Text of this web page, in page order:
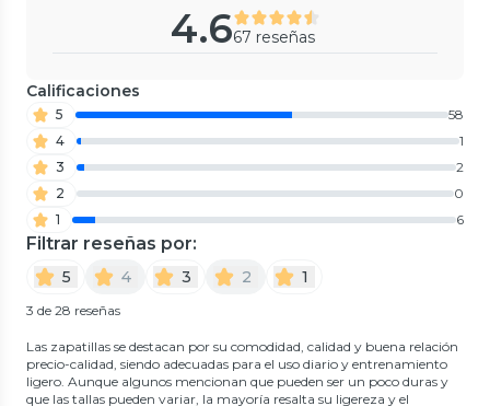
4.667 reseñas
Calificaciones
5
58
4
1
3
2
2
0
1
6
Filtrar reseñas por:
5 4 3 2 1
3 de 28 reseñas
Las zapatillas se destacan por su comodidad, calidad y buena relación
precio-calidad, siendo adecuadas para el uso diario y entrenamiento
ligero. Aunque algunos mencionan que pueden ser un poco duras y
que las tallas pueden variar, la mayoría resalta su ligereza y el